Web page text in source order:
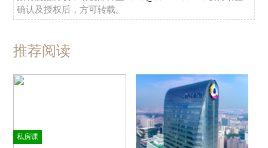
确认及授权后，方可转载。
推荐阅读
私房课